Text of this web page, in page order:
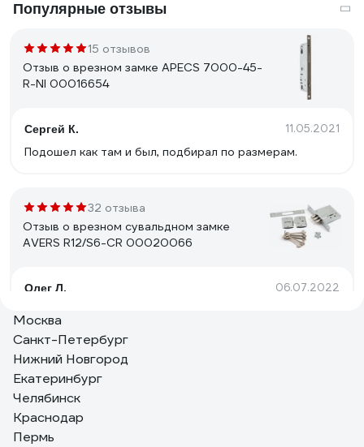
Популярные отзывы
15 отзывов
Отзыв о врезном замке APECS 7000-45-
R-NI 00016654
Сергей К. 11.05.2021
Подошел как там и был, подбирал по размерам.
32 отзыва
Отзыв о врезном сувальдном замке
AVERS R12/S6-CR 00020066
Олег Л. 06.07.2022
замены замков САМ аналогичного типоразмера
13 отзывов
Отзыв о врезном замке APECS 1425-AB
00011971
Москва
Санкт-Петербург
Нижний Новгород
Екатеринбург
Челябинск
Краснодар
Пермь